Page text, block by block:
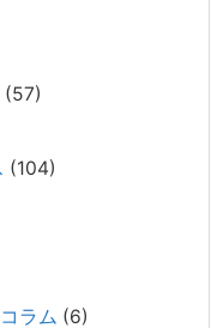
れた家族へ──退院
）こちらのnoteは、
支援の現場で行なって
続きをみ
ミュニケーション
族からのご相談を受
や問題解決に取り組ん
(57)
(104)
ラム (6)